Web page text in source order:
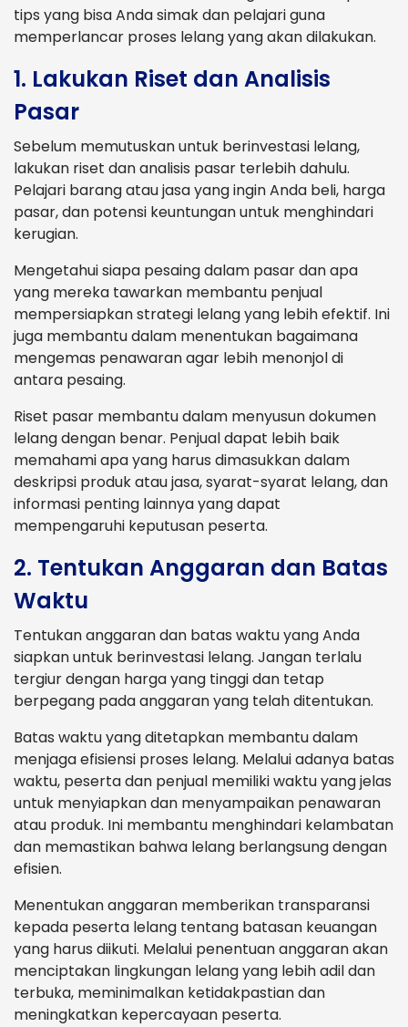
tips yang bisa Anda simak dan pelajari guna
memperlancar proses lelang yang akan dilakukan.
1. Lakukan Riset dan Analisis
Pasar
Sebelum memutuskan untuk berinvestasi lelang,
lakukan riset dan analisis pasar terlebih dahulu.
Pelajari barang atau jasa yang ingin Anda beli, harga
pasar, dan potensi keuntungan untuk menghindari
kerugian.
Mengetahui siapa pesaing dalam pasar dan apa
yang mereka tawarkan membantu penjual
mempersiapkan strategi lelang yang lebih efektif. Ini
juga membantu dalam menentukan bagaimana
mengemas penawaran agar lebih menonjol di
antara pesaing.
Riset pasar membantu dalam menyusun dokumen
lelang dengan benar. Penjual dapat lebih baik
memahami apa yang harus dimasukkan dalam
deskripsi produk atau jasa, syarat-syarat lelang, dan
informasi penting lainnya yang dapat
mempengaruhi keputusan peserta.
2. Tentukan Anggaran dan Batas
Waktu
Tentukan anggaran dan batas waktu yang Anda
siapkan untuk berinvestasi lelang. Jangan terlalu
tergiur dengan harga yang tinggi dan tetap
berpegang pada anggaran yang telah ditentukan.
Batas waktu yang ditetapkan membantu dalam
menjaga efisiensi proses lelang. Melalui adanya batas
waktu, peserta dan penjual memiliki waktu yang jelas
untuk menyiapkan dan menyampaikan penawaran
atau produk. Ini membantu menghindari kelambatan
dan memastikan bahwa lelang berlangsung dengan
efisien.
Menentukan anggaran memberikan transparansi
kepada peserta lelang tentang batasan keuangan
yang harus diikuti. Melalui penentuan anggaran akan
menciptakan lingkungan lelang yang lebih adil dan
terbuka, meminimalkan ketidakpastian dan
meningkatkan kepercayaan peserta.